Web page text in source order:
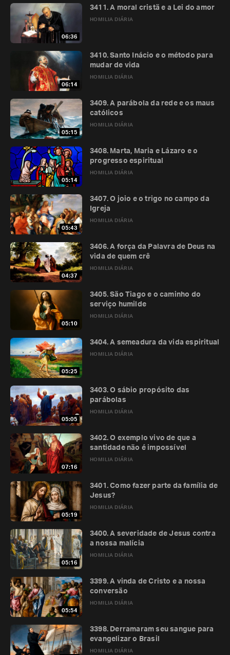
06:36
HOMILIA DIÁRIA
3411. A moral cristã e a Lei do amor
06:14
HOMILIA DIÁRIA
3410. Santo Inácio e o método para
mudar de vida
05:15
HOMILIA DIÁRIA
3409. A parábola da rede e os maus
católicos
05:14
HOMILIA DIÁRIA
3408. Marta, Maria e Lázaro e o
progresso espiritual
05:43
HOMILIA DIÁRIA
3407. O joio e o trigo no campo da
Igreja
04:37
HOMILIA DIÁRIA
3406. A força da Palavra de Deus na
vida de quem crê
05:10
HOMILIA DIÁRIA
3405. São Tiago e o caminho do
serviço humilde
05:25
HOMILIA DIÁRIA
3404. A semeadura da vida espiritual
05:05
HOMILIA DIÁRIA
3403. O sábio propósito das
parábolas
07:16
HOMILIA DIÁRIA
3402. O exemplo vivo de que a
santidade não é impossível
05:19
HOMILIA DIÁRIA
3401. Como fazer parte da família de
Jesus?
05:16
HOMILIA DIÁRIA
3400. A severidade de Jesus contra
a nossa malícia
05:54
HOMILIA DIÁRIA
3399. A vinda de Cristo e a nossa
conversão
HOMILIA DIÁRIA
3398. Derramaram seu sangue para
evangelizar o Brasil